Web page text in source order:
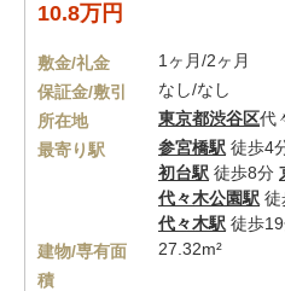
10.8万円
敷金/礼金
1ヶ月/2ヶ月
保証金/敷引
なし/なし
所在地
東京都渋谷区代
最寄り駅
参宮橋駅 徒歩4
初台駅 徒歩8分
代々木公園駅 徒
代々木駅 徒歩
建物/専有面
積
27.32m²